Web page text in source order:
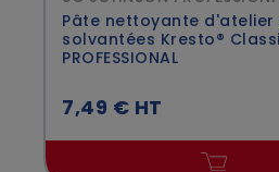
Pâte nettoyante d'atelier
solvantées Kresto®
PROFESSIONAL
7,49 € HT